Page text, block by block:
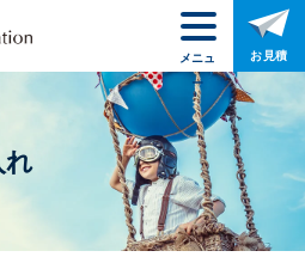
れ
メニュ
ー
お見積